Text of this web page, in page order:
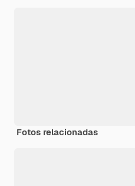
Fotos relacionadas